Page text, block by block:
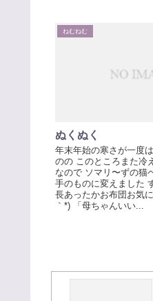
ねむねむ
ぬくぬく
年末年始の寒さが一度
のの このところまた冷
なので ソマリ〜ずの猫
手のものに変えました
長あったかお布団お気
｀*) 「母ちゃんいい...